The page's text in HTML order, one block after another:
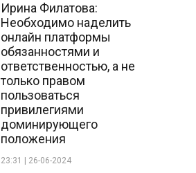
Ирина Филатова:
Необходимо наделить
онлайн платформы
обязанностями и
ответственностью, а не
только правом
пользоваться
привилегиями
доминирующего
положения
23:31 | 26-06-2024